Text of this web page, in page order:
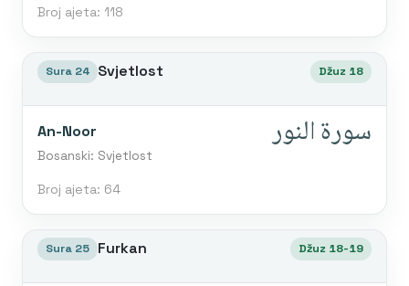
Broj ajeta: 118
Sura 24 Svjetlost Džuz 18
An-Noor
Bosanski: Svjetlost
سورة النور
Broj ajeta: 64
Sura 25 Furkan Džuz 18-19